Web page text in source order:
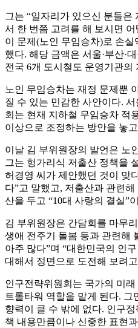
그는 “일자리가 있으신 분들은
서 한 번쯤 고려를 해 보시면
이 문제(노인 무임승차)로 손실
했다. 해당 금액은 서울·부산·
전국 6개 도시철도 운영기관의
노인 무임승차는 재정 문제뿐
질 수 있는 민감한 사안이다.
회는 현재 지하철 무임승차 적
이상으로 조정하는 방안을 놓
이날 김 부위원장의 발언은 노
그는 헝가리식 저출산 정책을
허경영 씨가 제안했던 것이 맞
다”고 말했고, 저출산과 관련
산을 두고 “10대 사랑의 결실”
김 부위원장은 간담회를 마무
생애 전주기 돌봄 등과 관련해
아주 많다”며 “대한민국의 인
대해서 정면으로 도전해 보려
인구전략위원회는 국가의 미
트롤타워 역할을 맡게 된다. 그
향력이 클 수 밖에 없다. 인구
책 내용만큼이나 신중한 표현